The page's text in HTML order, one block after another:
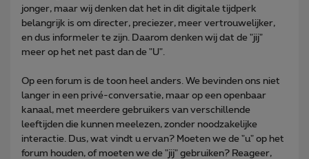
jonger, maar wij denken dat het in dit digitale tijdperk
belangrijk is om directer, preciezer, meer vertrouwelijker,
en dus informeler te zijn. Daarom denken wij dat de "jij"
meer op het net past dan de "U".
Op een forum is de toon heel anders. We bevinden ons niet
langer in een privé-conversatie, maar op een openbaar
kanaal, met meerdere gebruikers van verschillende
leeftijden die kunnen meelezen, zonder noodzakelijke
interactie. Dus, wat vindt u ervan? Moeten we de "u" op het
forum houden, of moeten we de "jij" gebruiken? Reageer,